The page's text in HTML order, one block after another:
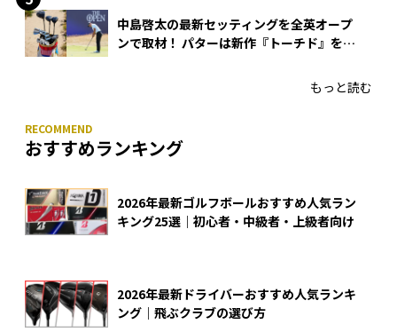
中島啓太の最新セッティングを全英オープ
ンで取材！ パターは新作『トーチド』を投
もっと読む
おすすめランキング
2026年最新ゴルフボールおすすめ人気ラン
キング25選｜初心者・中級者・上級者向け
2026年最新ドライバーおすすめ人気ランキ
ング｜飛ぶクラブの選び方